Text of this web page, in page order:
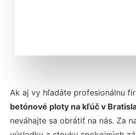
Ak aj vy hľadáte profesionálnu
betónové ploty na kľúč v
neváhajte sa obrátiť na nás. Za